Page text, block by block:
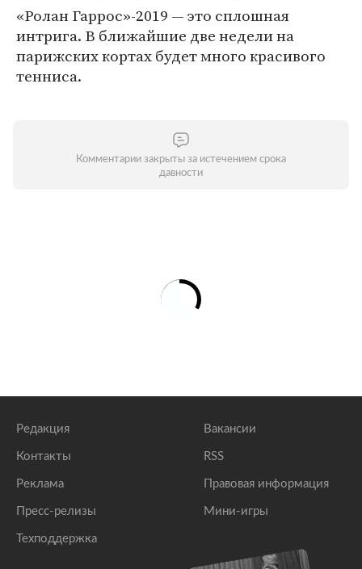
«Ролан Гаррос»-2019 — это сплошная
интрига. В ближайшие две недели на
парижских кортах будет много красивого
тенниса.
Комментарии закрыты за истечением срока
давности
Редакция
Контакты
Реклама
Пресс-релизы
Техподдержка
Вакансии
RSS
Правовая информация
Мини-игры